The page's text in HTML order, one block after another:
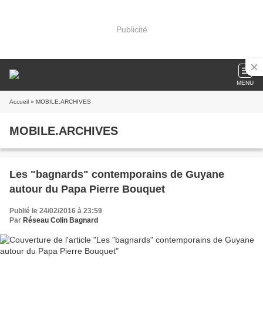
Publicité
MENU
Accueil » MOBILE.ARCHIVES
MOBILE.ARCHIVES
Les "bagnards" contemporains de Guyane
autour du Papa Pierre Bouquet
Publié le 24/02/2016 à 23:59
Par Réseau Colin Bagnard